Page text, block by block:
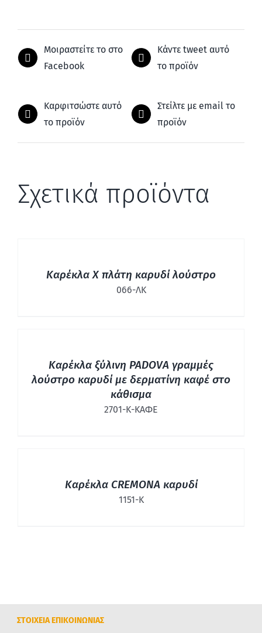
Μοιραστείτε το στο
Facebook
Κάντε tweet αυτό
το προϊόν
Καρφιτσώστε αυτό
το προϊόν
Στείλτε με email το
προϊόν
Σχετικά προϊόντα
Καρέκλα Χ πλάτη καρυδί λούστρο
066-ΛΚ
Καρέκλα ξύλινη PADOVA γραμμές
λούστρο καρυδί με δερματίνη καφέ στο
κάθισμα
2701-Κ-ΚΑΦΕ
Καρέκλα CREMONA καρυδί
1151-Κ
ΣΤΟΙΧΕΙΑ ΕΠΙΚΟΙΝΩΝΙΑΣ